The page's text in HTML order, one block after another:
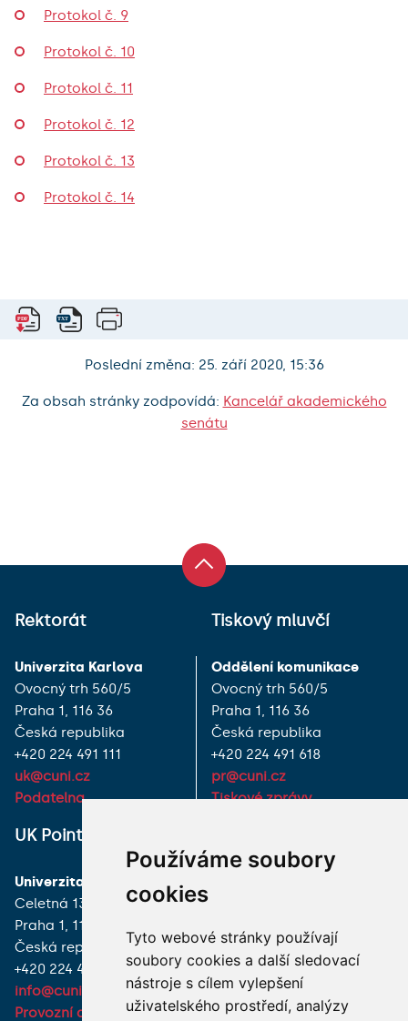
Používáme soubory
cookies
Tyto webové stránky používají
soubory cookies a další sledovací
nástroje s cílem vylepšení
uživatelského prostředí, analýzy
Protokol č. 9
Protokol č. 10
Protokol č. 11
Protokol č. 12
Protokol č. 13
Protokol č. 14
Poslední změna: 25. září 2020, 15:36
Za obsah stránky zodpovídá: Kancelář akademického
senátu
Rektorát
Univerzita Karlova
Ovocný trh 560/5
Praha 1, 116 36
Česká republika
+420 224 491 111
uk@cuni.cz
Podatelna
Tiskový mluvčí
Oddělení komunikace
Ovocný trh 560/5
Praha 1, 116 36
Česká republika
+420 224 491 618
pr@cuni.cz
Tiskové zprávy
UK Point
Univerzita Karlova
Celetná 13
Praha 1, 116 36
Česká republika
+420 224 491 850
info@cuni.cz
Provozní doba a kontakty
JAK K NÁM?